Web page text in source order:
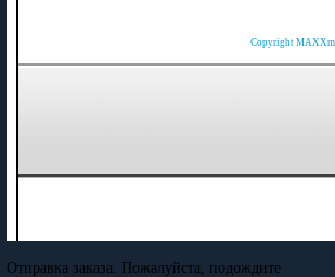
Copyright
Отправка заказа. Пожалуйста, подождите